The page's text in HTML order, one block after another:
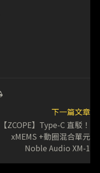
下一篇文章
【ZCOPE】Type-C 直駁！
xMEMS +動圈混合單元
Noble Audio XM-1